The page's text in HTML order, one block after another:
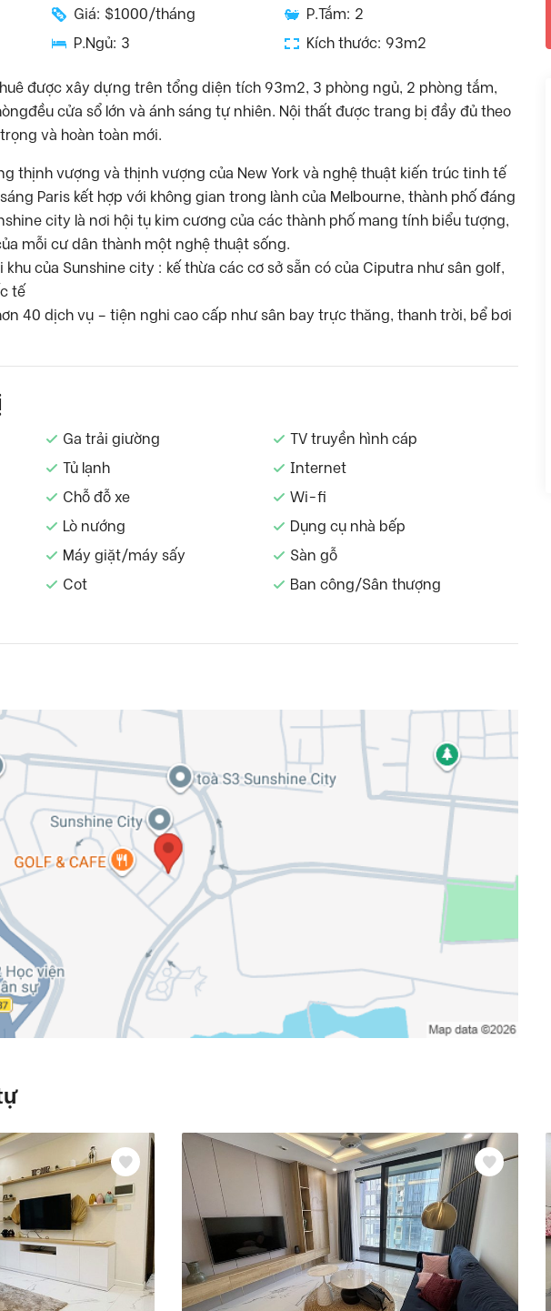
Giá: $1000/tháng
P.Tắm: 2
P.Ngủ: 3 Kích thước: 93m2
được xây dựng trên tổng diện tích 93m2, 3 phòng ngủ, 2 phòng tắm,
cửa sổ lớn và ánh sáng tự nhiên. Nội thất được trang bị đầy đủ theo
và hoàn toàn mới.
thịnh vượng và thịnh vượng của New York và nghệ thuật kiến trúc tinh tế
Paris kết hợp với không gian trong lành của Melbourne, thành phố đáng
city là nơi hội tụ kim cương của các thành phố mang tính biểu tượng,
mỗi cư dân thành một nghệ thuật sống.
của Sunshine city : kế thừa các cơ sở sẵn có của Ciputra như sân golf,
tế
40 dịch vụ – tiện nghi cao cấp như sân bay trực thăng, thanh trời, bể bơi
Ga trải giường
TV truyền hình cáp
Tủ lạnh
Internet
Chỗ đỗ xe
Wi-fi
Lò nướng
Dụng cụ nhà bếp
Máy giặt/máy sấy
Sàn gỗ
Cot
Ban công/Sân thượng